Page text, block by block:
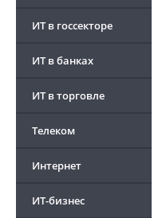
ИТ в госсекторе
ИТ в банках
ИТ в торговле
Телеком
Интернет
ИТ-бизнес